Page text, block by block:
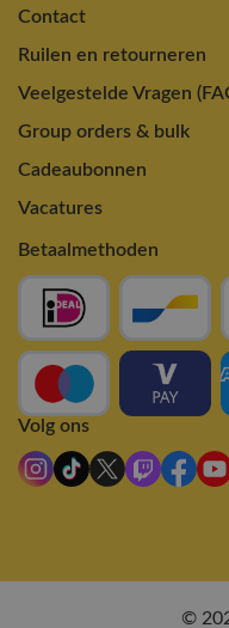
Contact
Ruilen en retourneren
Veelgestelde Vragen
Group orders & bulk
Cadeaubonnen
Vacatures
Betaalmethoden
Volg ons
©